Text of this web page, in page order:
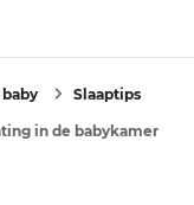
baby Slaaptips
in de babykamer